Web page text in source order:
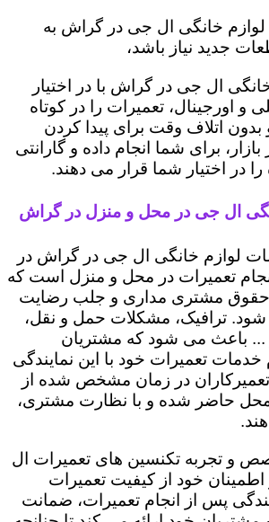
لوازم خانگی ال جی در گراش به
جدید نیاز باشد،
ال جی در گراش با در اختیار
اورجینال، تعمیرات را در کوتاه
اتلاف وقت برای پیدا کردن
برای شما انجام داده و گارانتی
در اختیار شما قرار می دهند.
ال جی در محل و منزل در گراش
لوازم خانگی ال جی در گراش در
تعمیرات در محل و منزل است که
حقوق مشتری مداری و جلب رضایت
شود. ترافیک، مشکلات حمل و نقل،
... باعث می شود که مشتریان
خدمات تعمیرات خود با این نمایندگی
تعمیرکاران در زمان مشخص شده از
حاضر شده و با نظارت مشتری،
و تجربه تکنسین های تعمیرات ال
خود از کیفیت تعمیرات
پس از انجام تعمیرات، ضمانت